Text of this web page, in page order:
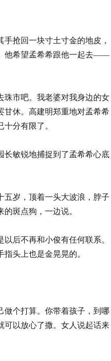
抢回一块寸土寸金的地皮，
他希望孟希希跟他一起去——
珠市吧。我老婆对我身边的女
甘休。高建明郑重地对孟希希
分有限了。
长敏锐地捕捉到了孟希希心底
岁，顶着一头大波浪，脖子
斑点狗，一边说。
后不再和小俊有任何联系。
头上也是金晃晃的。
做个打算。你带着孩子，到哪
可以放心了撒。女人说起话来